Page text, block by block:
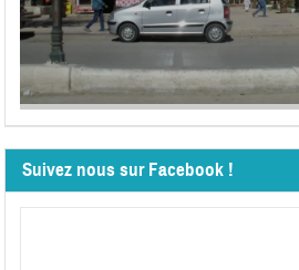
Suivez nous sur Facebook !